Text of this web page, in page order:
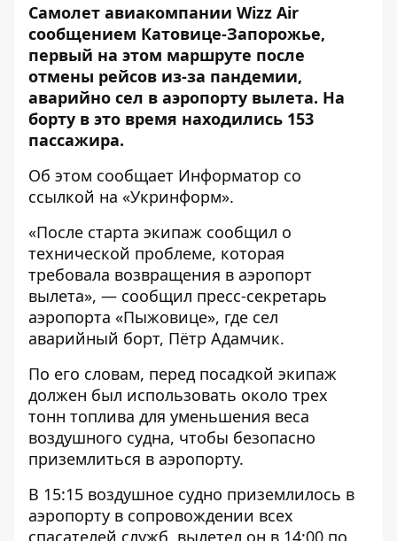
Самолет авиакомпании Wizz Air
сообщением Катовице-Запорожье,
первый на этом маршруте после
отмены рейсов из-за пандемии,
аварийно сел в аэропорту вылета. На
борту в это время находились 153
пассажира.
Об этом сообщает Информатор со
ссылкой на «Укринформ».
«После старта экипаж сообщил о
технической проблеме, которая
требовала возвращения в аэропорт
вылета», — сообщил пресс-секретарь
аэропорта «Пыжовице», где сел
аварийный борт, Пётр Адамчик.
По его словам, перед посадкой экипаж
должен был использовать около трех
тонн топлива для уменьшения веса
воздушного судна, чтобы безопасно
приземлиться в аэропорту.
В 15:15 воздушное судно приземлилось в
аэропорту в сопровождении всех
спасателей служб, вылетел он в 14:00 по